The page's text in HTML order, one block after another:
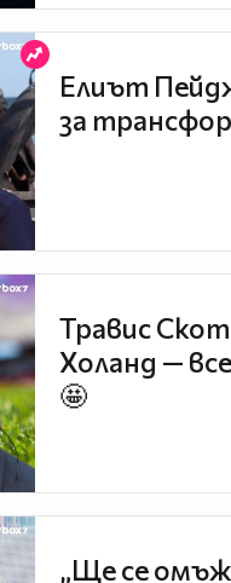
Елиът
за
Травис
Холанд —
🤩
„Ще се